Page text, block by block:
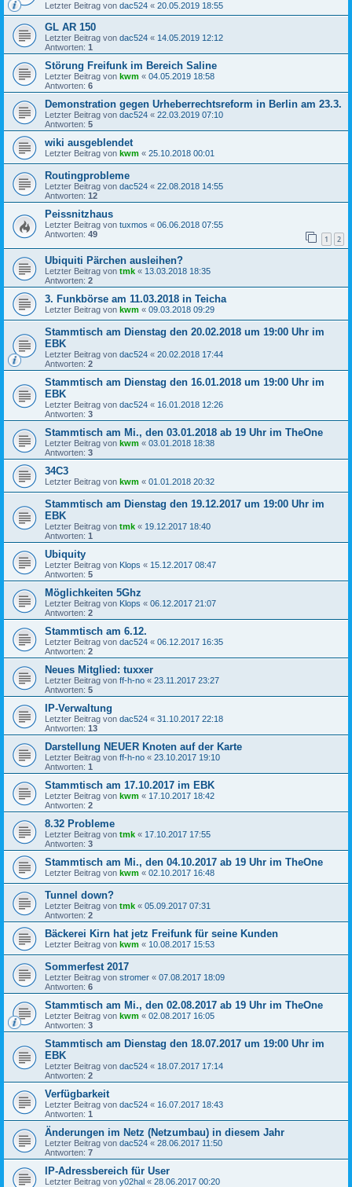
Letzter Beitrag von dac524 « 20.05.2019 18:55
GL AR 150
Letzter Beitrag von dac524 « 14.05.2019 12:12
Antworten: 1
Störung Freifunk im Bereich Saline
Letzter Beitrag von kwm « 04.05.2019 18:58
Antworten: 6
Demonstration gegen Urheberrechtsreform in Berlin am 23.3.
Letzter Beitrag von dac524 « 22.03.2019 07:10
Antworten: 5
wiki ausgeblendet
Letzter Beitrag von kwm « 25.10.2018 00:01
Routingprobleme
Letzter Beitrag von dac524 « 22.08.2018 14:55
Antworten: 12
Peissnitzhaus
Letzter Beitrag von tuxmos « 06.06.2018 07:55
Antworten: 49 1 2
Ubiquiti Pärchen ausleihen?
Letzter Beitrag von tmk « 13.03.2018 18:35
Antworten: 2
3. Funkbörse am 11.03.2018 in Teicha
Letzter Beitrag von kwm « 09.03.2018 09:29
Stammtisch am Dienstag den 20.02.2018 um 19:00 Uhr im
EBK
Letzter Beitrag von dac524 « 20.02.2018 17:44
Antworten: 2
Stammtisch am Dienstag den 16.01.2018 um 19:00 Uhr im
EBK
Letzter Beitrag von dac524 « 16.01.2018 12:26
Antworten: 3
Stammtisch am Mi., den 03.01.2018 ab 19 Uhr im TheOne
Letzter Beitrag von kwm « 03.01.2018 18:38
Antworten: 3
34C3
Letzter Beitrag von kwm « 01.01.2018 20:32
Stammtisch am Dienstag den 19.12.2017 um 19:00 Uhr im
EBK
Letzter Beitrag von tmk « 19.12.2017 18:40
Antworten: 1
Ubiquity
Letzter Beitrag von Klops « 15.12.2017 08:47
Antworten: 5
Möglichkeiten 5Ghz
Letzter Beitrag von Klops « 06.12.2017 21:07
Antworten: 2
Stammtisch am 6.12.
Letzter Beitrag von dac524 « 06.12.2017 16:35
Antworten: 2
Neues Mitglied: tuxxer
Letzter Beitrag von ff-h-no « 23.11.2017 23:27
Antworten: 5
IP-Verwaltung
Letzter Beitrag von dac524 « 31.10.2017 22:18
Antworten: 13
Darstellung NEUER Knoten auf der Karte
Letzter Beitrag von ff-h-no « 23.10.2017 19:10
Antworten: 1
Stammtisch am 17.10.2017 im EBK
Letzter Beitrag von kwm « 17.10.2017 18:42
Antworten: 2
8.32 Probleme
Letzter Beitrag von tmk « 17.10.2017 17:55
Antworten: 3
Stammtisch am Mi., den 04.10.2017 ab 19 Uhr im TheOne
Letzter Beitrag von kwm « 02.10.2017 16:48
Tunnel down?
Letzter Beitrag von tmk « 05.09.2017 07:31
Antworten: 2
Bäckerei Kirn hat jetz Freifunk für seine Kunden
Letzter Beitrag von kwm « 10.08.2017 15:53
Sommerfest 2017
Letzter Beitrag von stromer « 07.08.2017 18:09
Antworten: 6
Stammtisch am Mi., den 02.08.2017 ab 19 Uhr im TheOne
Letzter Beitrag von kwm « 02.08.2017 16:05
Antworten: 3
Stammtisch am Dienstag den 18.07.2017 um 19:00 Uhr im
EBK
Letzter Beitrag von dac524 « 18.07.2017 17:14
Antworten: 2
Verfügbarkeit
Letzter Beitrag von dac524 « 16.07.2017 18:43
Antworten: 1
Änderungen im Netz (Netzumbau) in diesem Jahr
Letzter Beitrag von dac524 « 28.06.2017 11:50
Antworten: 7
IP-Adressbereich für User
Letzter Beitrag von y02hal « 28.06.2017 00:20